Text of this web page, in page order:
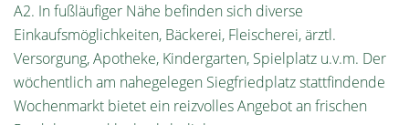
A2. In fußläufiger Nähe befinden sich diverse
Einkaufsmöglichkeiten, Bäckerei, Fleischerei, ärztl.
Versorgung, Apotheke, Kindergarten, Spielplatz u.v.m. Der
wöchentlich am nahegelegen Siegfriedplatz stattfindende
Wochenmarkt bietet ein reizvolles Angebot an frischen